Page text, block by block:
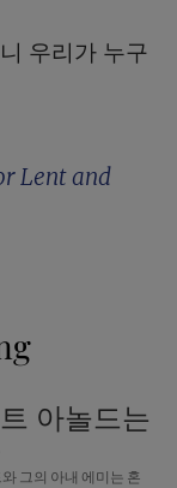
우리가 누구
Lent and
아놀드는
그의 아내 에미는 혼